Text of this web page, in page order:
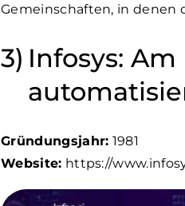
Gemeinschaften, in denen
Infosys:
Gründungsjahr: 1981
Website: https://